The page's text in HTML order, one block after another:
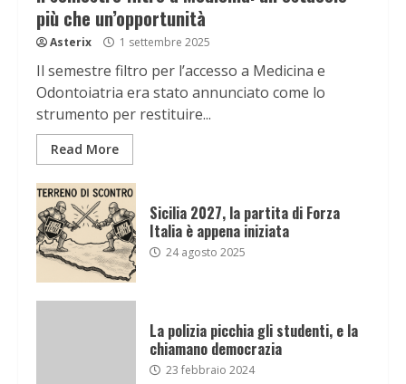
più che un’opportunità
Asterix 1 settembre 2025
Il semestre filtro per l’accesso a Medicina e
Odontoiatria era stato annunciato come lo
strumento per restituire...
Read More
Sicilia 2027, la partita di Forza
Italia è appena iniziata
24 agosto 2025
La polizia picchia gli studenti, e la
chiamano democrazia
23 febbraio 2024